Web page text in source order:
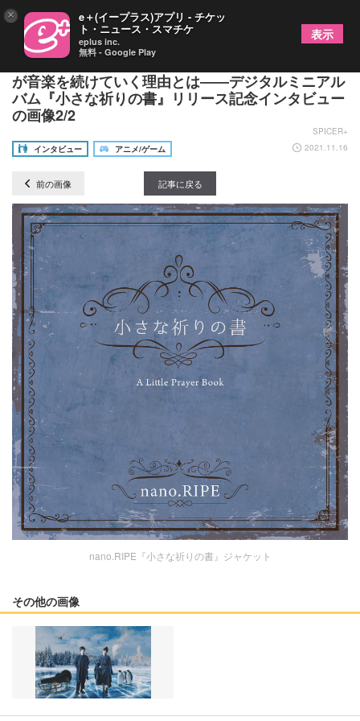
コロナで苦しい時期もあった、それでもnano.RIPE
が音楽を続けていく理由とは――デジタルミニアル
バム『小さな祈りの書』リリース記念インタビュー
の画像2/2
SPICER+
インタビュー
アニメ/ゲーム 2021.11.16
前の画像 記事に戻る
nano.RIPE『小さな祈りの書』ジャケット
その他の画像
× e＋(イープラス)アプリ - チケッ
ト・ニュース・スマチケ
eplus inc.
無料 - Google Play
表示